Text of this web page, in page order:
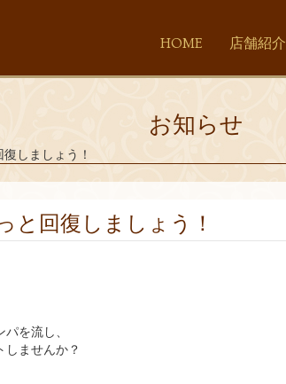
HOME 店舗紹介
お知らせ
しましょう！
と回復しましょう！
を流し、
ませんか？